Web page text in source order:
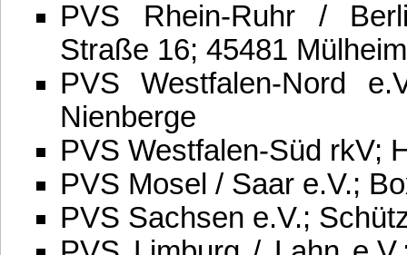
PVS Rhein-Ruhr /
Straße 16; 45481
PVS Westfalen-Nord
Nienberge
PVS Westfalen-Süd rkV;
PVS Mosel / Saar e.V.;
PVS Sachsen e.V.;